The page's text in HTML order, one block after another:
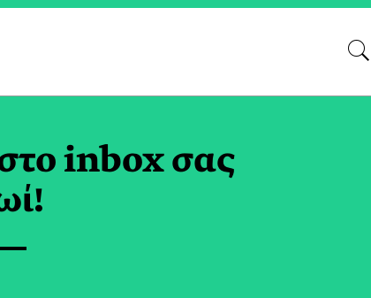
TAG
inbox σας